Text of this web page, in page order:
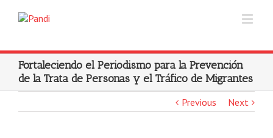
Fortaleciendo el Periodismo para la Prevención
de la Trata de Personas y el Tráfico de Migrantes
Previous Next